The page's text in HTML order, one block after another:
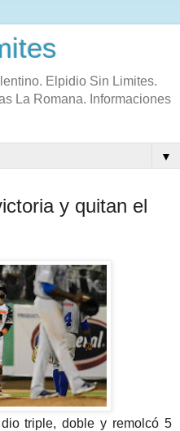
Elpidio Sin Limites.
La Romana. Informaciones
▼
y quitan el
triple, doble y remolcó 5